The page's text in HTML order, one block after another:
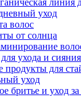
линия
уход
волос
от солнца
ухода и
продукты для
уход
бритье и уход